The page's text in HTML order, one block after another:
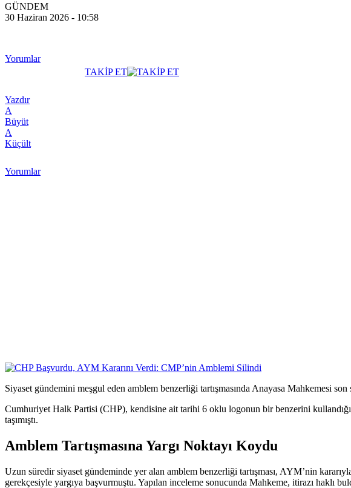
GÜNDEM
30 Haziran 2026 - 10:58
Yorumlar
TAKİP ET
Yazdır
A
Büyüt
A
Küçült
Yorumlar
Siyaset gündemini meşgul eden amblem benzerliği tartışmasında Anayasa Mahkemesi son
Cumhuriyet Halk Partisi (CHP), kendisine ait tarihi 6 oklu logonun bir benzerini
taşımıştı.
Amblem Tartışmasına Yargı Noktayı Koydu
Uzun süredir siyaset gündeminde yer alan amblem benzerliği tartışması, AYM’nin
gerekçesiyle yargıya başvurmuştu. Yapılan inceleme sonucunda Mahkeme, itirazı haklı